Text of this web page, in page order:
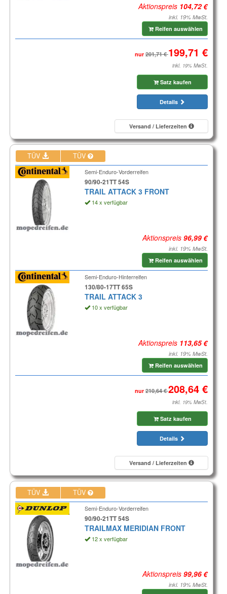
Aktionspreis
inkl. 19% MwSt.
Reifen auswählen
nur
inkl. 19% MwSt.
Satz kaufen
Details
Versand / Lieferzeiten
TÜV TÜV
Semi-Enduro-Vorderreifen
90/90-21TT 54S
TRAIL ATTACK 3 FRONT
14 x verfügbar
Aktionspreis
inkl. 19% MwSt.
Reifen auswählen
Semi-Enduro-Hinterreifen
130/80-17TT 65S
TRAIL ATTACK 3
10 x verfügbar
Aktionspreis
inkl. 19% MwSt.
Reifen auswählen
nur
inkl. 19% MwSt.
Satz kaufen
Details
Versand / Lieferzeiten
TÜV TÜV
Semi-Enduro-Vorderreifen
90/90-21TT 54S
TRAILMAX MERIDIAN FRONT
12 x verfügbar
Aktionspreis
inkl. 19% MwSt.